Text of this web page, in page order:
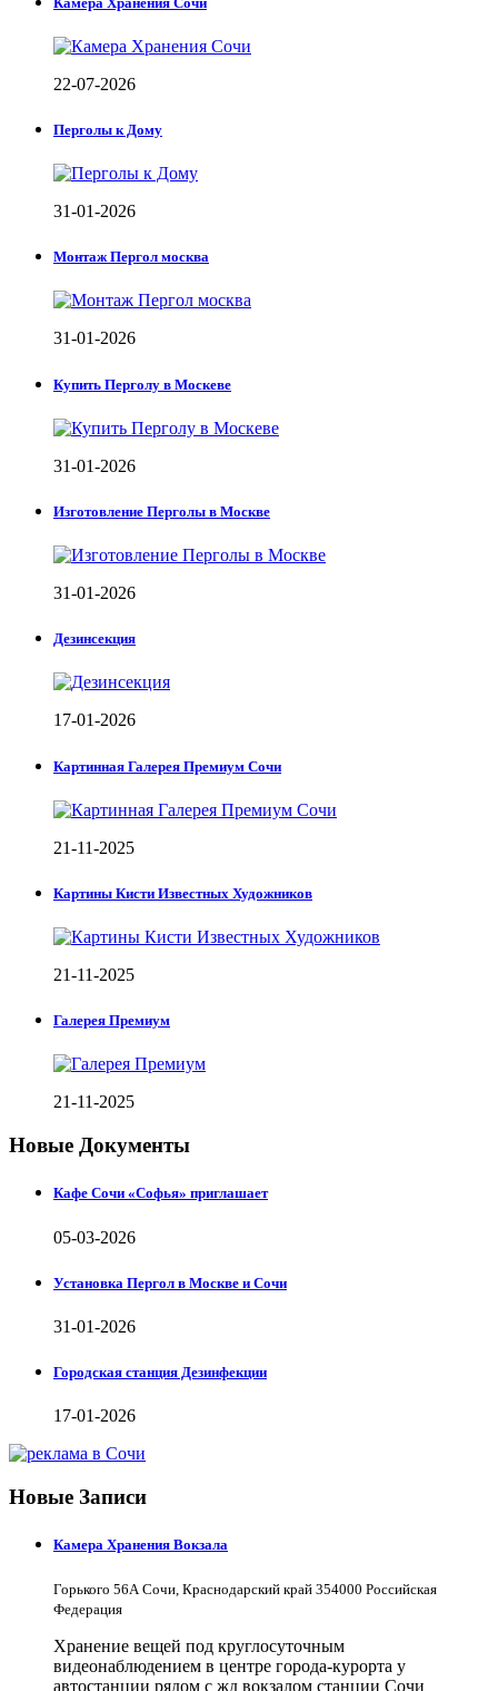
22-07-2026
Перголы к Дому
31-01-2026
Монтаж Пергол москва
31-01-2026
Купить Перголу в Москеве
31-01-2026
Изготовление Перголы в Москве
31-01-2026
Дезинсекция
17-01-2026
Картинная Галерея Премиум Сочи
21-11-2025
Картины Кисти Известных Художников
21-11-2025
Галерея Премиум
21-11-2025
Новые Документы
Кафе Сочи «Софья» приглашает
05-03-2026
Установка Пергол в Москве и Сочи
31-01-2026
Городская станция Дезинфекции
17-01-2026
Новые Записи
Камера Хранения Вокзала
Горького 56А Сочи, Краснодарский край 354000 Российская
Федерация
Хранение вещей под круглосуточным
видеонаблюдением в центре города-курорта у
автостанции рядом с жд вокзалом станции Сочи